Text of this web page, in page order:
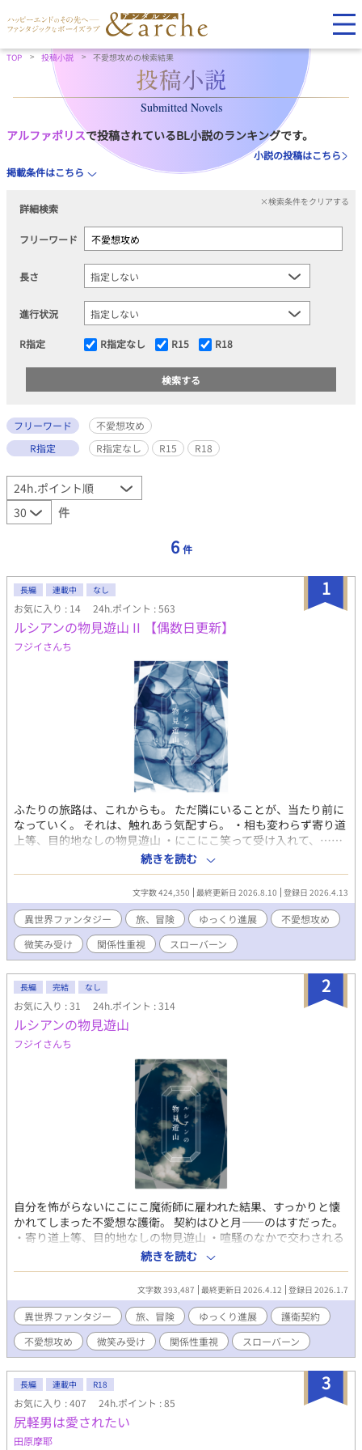
TOP 投稿小説 不愛想攻めの検索結果
Submitted Novels
アルファポリスで投稿されているBL小説のランキングです。
小説の投稿はこちら
掲載条件はこちら
詳細検索
×検索条件をクリアする
フリーワード
長さ
進行状況
R指定 R指定なし R15 R18
フリーワード
不愛想攻め
R指定
R指定なし R15 R18
件
6 件
1
長編 連載中 なし
お気に入り : 14 24h.ポイント : 563
ルシアンの物見遊山 II 【偶数日更新】
フジイさんち
ふたりの旅路は、これからも。 ただ隣にいることが、当たり前に
なっていく。 それは、触れあう気配すら。 ・相も変わらず寄り道
上等、目的地なしの物見遊山 ・にこにこ笑って受け入れて、……
そればかりだと、思ってる？ ・翻弄されて、バカみたいだと、思
っているのは果たしてどちらか 「このふたり今日は、どこに行
く？」 夜のお供に、是非どうぞ。 ※ゆっくり進展／関係性主軸／
異世界BL ※たまにドシリアス／うっかり切ない／ときにホラー
※更新21:30／偶数日更新 前作は、【ルシアンの物見遊山】をど
うぞ
続きを読む
文字数 424,350 最終更新日 2026.8.10 登録日 2026.4.13
異世界ファンタジー 旅、冒険 ゆっくり進展
不愛想攻め
微笑み受け
関係性重視 スローバーン
2
長編 完結 なし
お気に入り : 31 24h.ポイント : 314
ルシアンの物見遊山
フジイさんち
自分を怖がらないにこにこ魔術師に雇われた結果、すっかりと懐
かれてしまった不愛想な護衛。 契約はひと月――のはすだった。
・寄り道上等、目的地なしの物見遊山 ・喧騒のなかで交わされる
静かな信頼 ・じわじわ縮まる距離感と、触れない優しさ 「このふ
たり、結局どうなるの？」 そう思っても、読んでみてくれると嬉
しいです。 ※ゆっくり進展／関係性主軸／異世界BL ※たまにドシ
リアス／うっかり切ない／ときにホラー ※無印は完結済み／お次
は【ルシアンの物見遊山 II】へどうぞ
続きを読む
文字数 393,487 最終更新日 2026.4.12 登録日 2026.1.7
異世界ファンタジー 旅、冒険 ゆっくり進展
護衛契約
不愛想攻め
微笑み受け 関係性重視 スローバーン
3
長編 連載中 R18
お気に入り : 407 24h.ポイント : 85
尻軽男は愛されたい
田原摩耶